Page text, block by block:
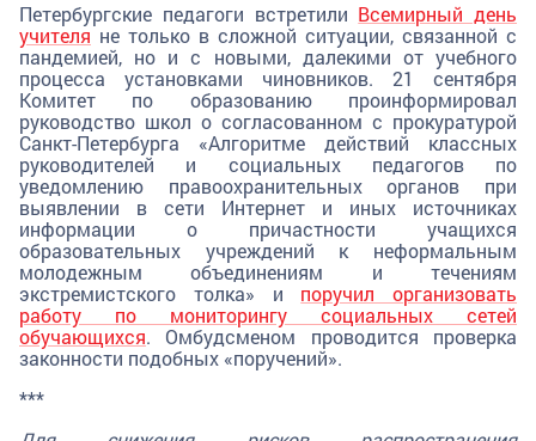
Петербургские педагоги встретили Всемирный день
учителя не только в сложной ситуации, связанной с
пандемией, но и с новыми, далекими от учебного
процесса установками чиновников. 21 сентября
Комитет по образованию проинформировал
руководство школ о согласованном с прокуратурой
Санкт-Петербурга «Алгоритме действий классных
руководителей и социальных педагогов по
уведомлению правоохранительных органов при
выявлении в сети Интернет и иных источниках
информации о причастности учащихся
образовательных учреждений к неформальным
молодежным объединениям и течениям
экстремистского толка» и поручил организовать
работу по мониторингу социальных сетей
обучающихся. Омбудсменом проводится проверка
законности подобных «поручений».
***